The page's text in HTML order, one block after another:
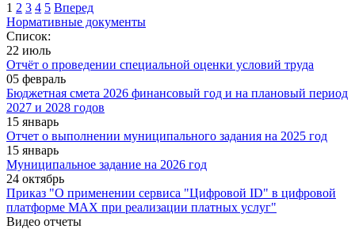
1 2 3 4 5 Вперед
Нормативные документы
Список:
22 июль
Отчёт о проведении специальной оценки условий труда
05 февраль
Бюджетная смета 2026 финансовый год и на плановый период
2027 и 2028 годов
15 январь
Отчет о выполнении муниципального задания на 2025 год
15 январь
Муниципальное задание на 2026 год
24 октябрь
Приказ "О применении сервиса "Цифровой ID" в цифровой
платформе МАХ при реализации платных услуг"
Видео отчеты